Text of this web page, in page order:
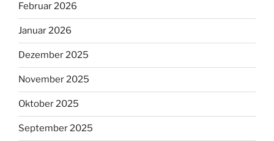
Februar 2026
Januar 2026
Dezember 2025
November 2025
Oktober 2025
September 2025